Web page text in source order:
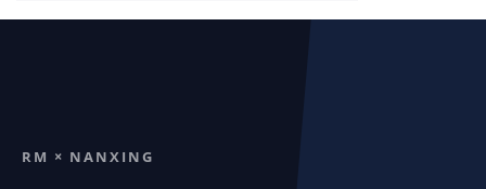
RM × NANXING